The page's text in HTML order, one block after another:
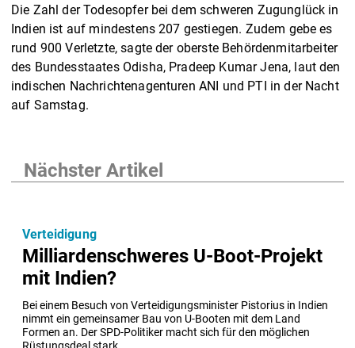
Die Zahl der Todesopfer bei dem schweren Zugunglück in
Indien ist auf mindestens 207 gestiegen. Zudem gebe es
rund 900 Verletzte, sagte der oberste Behördenmitarbeiter
des Bundesstaates Odisha, Pradeep Kumar Jena, laut den
indischen Nachrichtenagenturen ANI und PTI in der Nacht
auf Samstag.
Nächster Artikel
Milliardenschweres U-Boot-Projekt
mit Indien?
Bei einem Besuch von Verteidigungsminister Pistorius in Indien
nimmt ein gemeinsamer Bau von U-Booten mit dem Land
Formen an. Der SPD-Politiker macht sich für den möglichen
Verteidigung